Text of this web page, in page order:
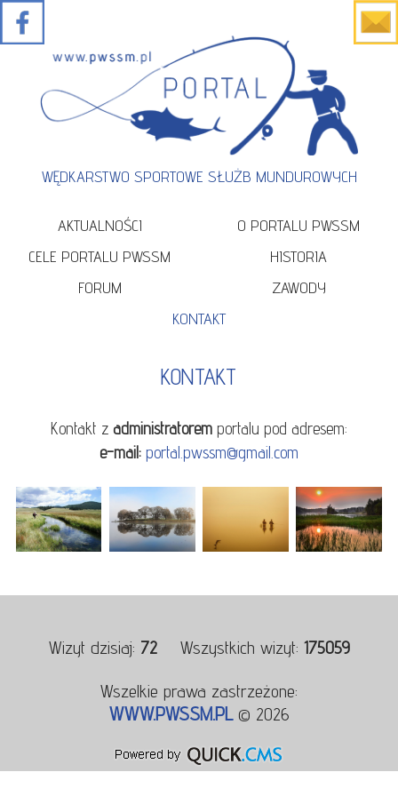
WĘDKARSTWO SPORTOWE SŁUŻB MUNDUROWYCH
AKTUALNOŚCI
O PORTALU PWSSM
CELE PORTALU PWSSM
HISTORIA
FORUM
ZAWODY
KONTAKT
KONTAKT
Kontakt z administratoremportalu pod adresem:
e-mail: portal.pwssm@gmail.com
Wizyt dzisiaj: 72 Wszystkich wizyt: 175059
Wszelkie prawa zastrzeżone:
WWW.PWSSM.PL© 2026